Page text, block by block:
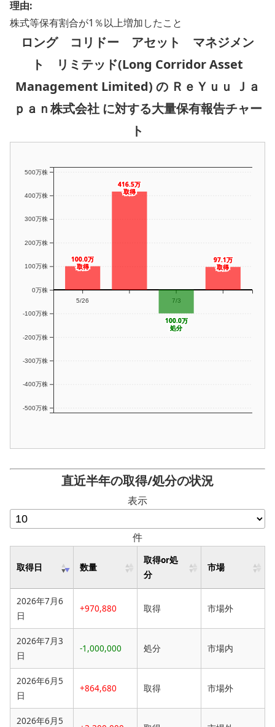
理由:
株式等保有割合が1％以上増加したこと
ロング コリドー アセット マネジメン
ト リミテッド(Long Corridor Asset
Management Limited) の ＲｅＹｕｕ Ｊａ
ｐａｎ株式会社 に対する大量保有報告チャー
ト
5/26 7/3
-500万株
-400万株
-300万株
-200万株
-100万株
0万株
100万株
200万株
300万株
400万株
500万株
100.0万
取得
100.0万
取得
416.5万
取得
416.5万
取得
100.0万
処分
100.0万
処分
97.1万
取得
97.1万
取得
直近半年の取得/処分の状況
表示
件
取得日 数量
取得or処
分
市場
2026年7月6
日
+970,880 取得 市場外
2026年7月3
日
-1,000,000 処分 市場内
2026年6月5
日
+864,680 取得 市場外
2026年6月5